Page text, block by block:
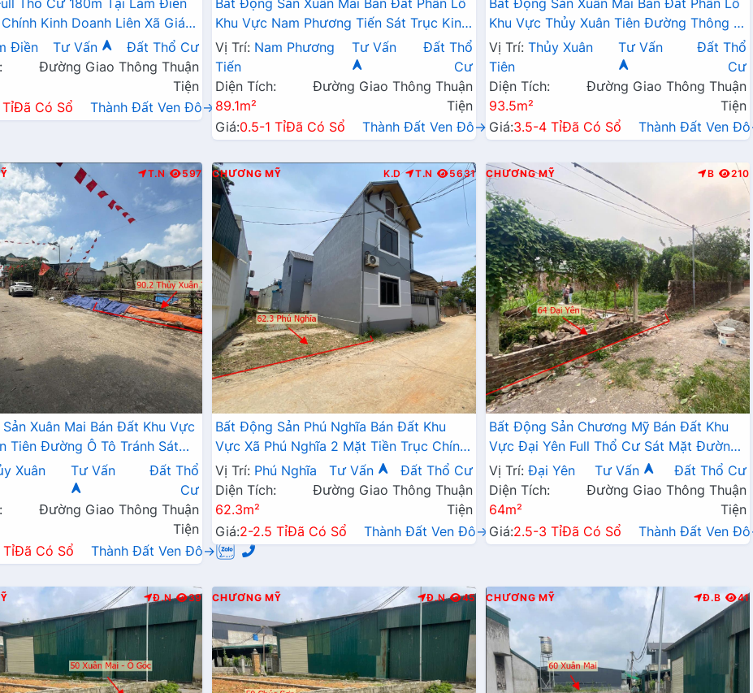
Thổ Cư 180m Tại Lam Điền
Kinh Doanh Liên Xã Giá
Điền Tư Vấn
Đất Thổ Cư
Đường Giao Thông Thuận
Tiện
Đã Có Sổ Thành Đất Ven Đô→
Bất Động Sản Xuân Mai Bán Đất Phân Lô
Khu Vực Nam Phương Tiến Sát Trục Kinh
Doanh Ngay Gần Hồ Miễu Thoáng Mát
Vị Trí: Nam Phương
Tiến
Tư Vấn
Đất Thổ
Cư
Diện Tích:
89.1m²
Đường Giao Thông Thuận
Tiện
Giá:0.5-1 TỉĐã Có Sổ Thành Đất Ven Đô→
Bất Động Sản Xuân Mai Bán Đất Phân Lô
Khu Vực Thủy Xuân Tiên Đường Thông Ô
Tô Cách QL6A Đang Mở Rộng Chỉ Vài
Bước Chân
Vị Trí: Thủy Xuân
Tiên
Tư Vấn
Đất Thổ
Cư
Diện Tích:
93.5m²
Đường Giao Thông Thuận
Tiện
Giá:3.5-4 TỉĐã Có Sổ Thành Đất Ven
T.N 597
Xuân Mai Bán Đất Khu Vực
Tiên Đường Ô Tô Tránh Sát
Kinh Doanh Liên Xã
Xuân
Tư Vấn
Đất Thổ
Cư
Đường Giao Thông Thuận
Tiện
TỉĐã Có Sổ Thành Đất Ven Đô→
CHƯƠNG MỸ K.D T.N 5631
Bất Động Sản Phú Nghĩa Bán Đất Khu
Vực Xã Phú Nghĩa 2 Mặt Tiền Trục Chính
Kinh Doanh Gần Cụm KCN Phú Nghĩa
Vị Trí: Phú Nghĩa Tư Vấn
Đất Thổ Cư
Diện Tích:
62.3m²
Đường Giao Thông Thuận
Tiện
Giá:2-2.5 TỉĐã Có Sổ Thành Đất Ven Đô→
CHƯƠNG MỸ B 210
Bất Động Sản Chương Mỹ Bán Đất Khu
Vực Đại Yên Full Thổ Cư Sát Mặt Đường
Kinh Doanh TL419 Giá Chỉ Hơn 2 Tỷ
Vị Trí: Đại Yên Tư Vấn
Đất Thổ Cư
Diện Tích:
64m²
Đường Giao Thông Thuận
Tiện
Giá:2.5-3 TỉĐã Có Sổ Thành Đất Ven
Đ.N 39 CHƯƠNG MỸ Đ.N 45 CHƯƠNG MỸ Đ.B 41